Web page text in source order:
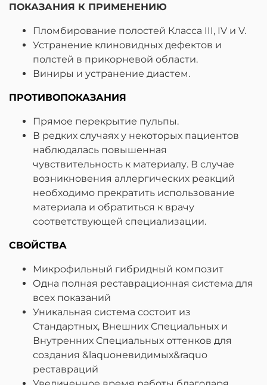
ПОКАЗАНИЯ К ПРИМЕНЕНИЮ
Пломбирование полостей Класса III, IV и V.
Устранение клиновидных дефектов и
полстей в прикорневой области.
Виниры и устранение диастем.
ПРОТИВОПОКАЗАНИЯ
Прямое перекрытие пульпы.
В редких случаях у некоторых пациентов
наблюдалась повышенная
чувствительность к материалу. В случае
возникновения аллергических реакций
необходимо прекратить использование
материала и обратиться к врачу
соответствующей специализации.
СВОЙСТВА
Микрофильный гибридный композит
Одна полная реставрационная система для
всех показаний
Уникальная система состоит из
Стандартных, Внешних Специальных и
Внутренних Специальных оттенков для
создания &laquoневидимых&raquo
реставраций